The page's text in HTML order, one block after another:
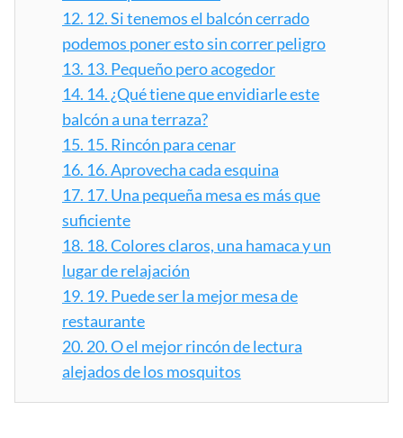
12. 12. Si tenemos el balcón cerrado
podemos poner esto sin correr peligro
13. 13. Pequeño pero acogedor
14. 14. ¿Qué tiene que envidiarle este
balcón a una terraza?
15. 15. Rincón para cenar
16. 16. Aprovecha cada esquina
17. 17. Una pequeña mesa es más que
suficiente
18. 18. Colores claros, una hamaca y un
lugar de relajación
19. 19. Puede ser la mejor mesa de
restaurante
20. 20. O el mejor rincón de lectura
alejados de los mosquitos